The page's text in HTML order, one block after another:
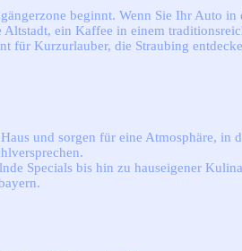
beginnt. Wenn Sie Ihr Auto
ein Kaffee in einem
für Kurzurlauber, die Straubing
und sorgen für eine Atmosphäre,
Specials bis hin zu hauseigener